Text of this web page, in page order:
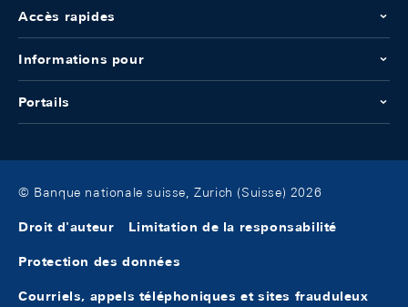
Accès rapides
Informations pour
Portails
© Banque nationale suisse, Zurich (Suisse) 2026
Droit d'auteur Limitation de la responsabilité
Protection des données
Courriels, appels téléphoniques et sites frauduleux